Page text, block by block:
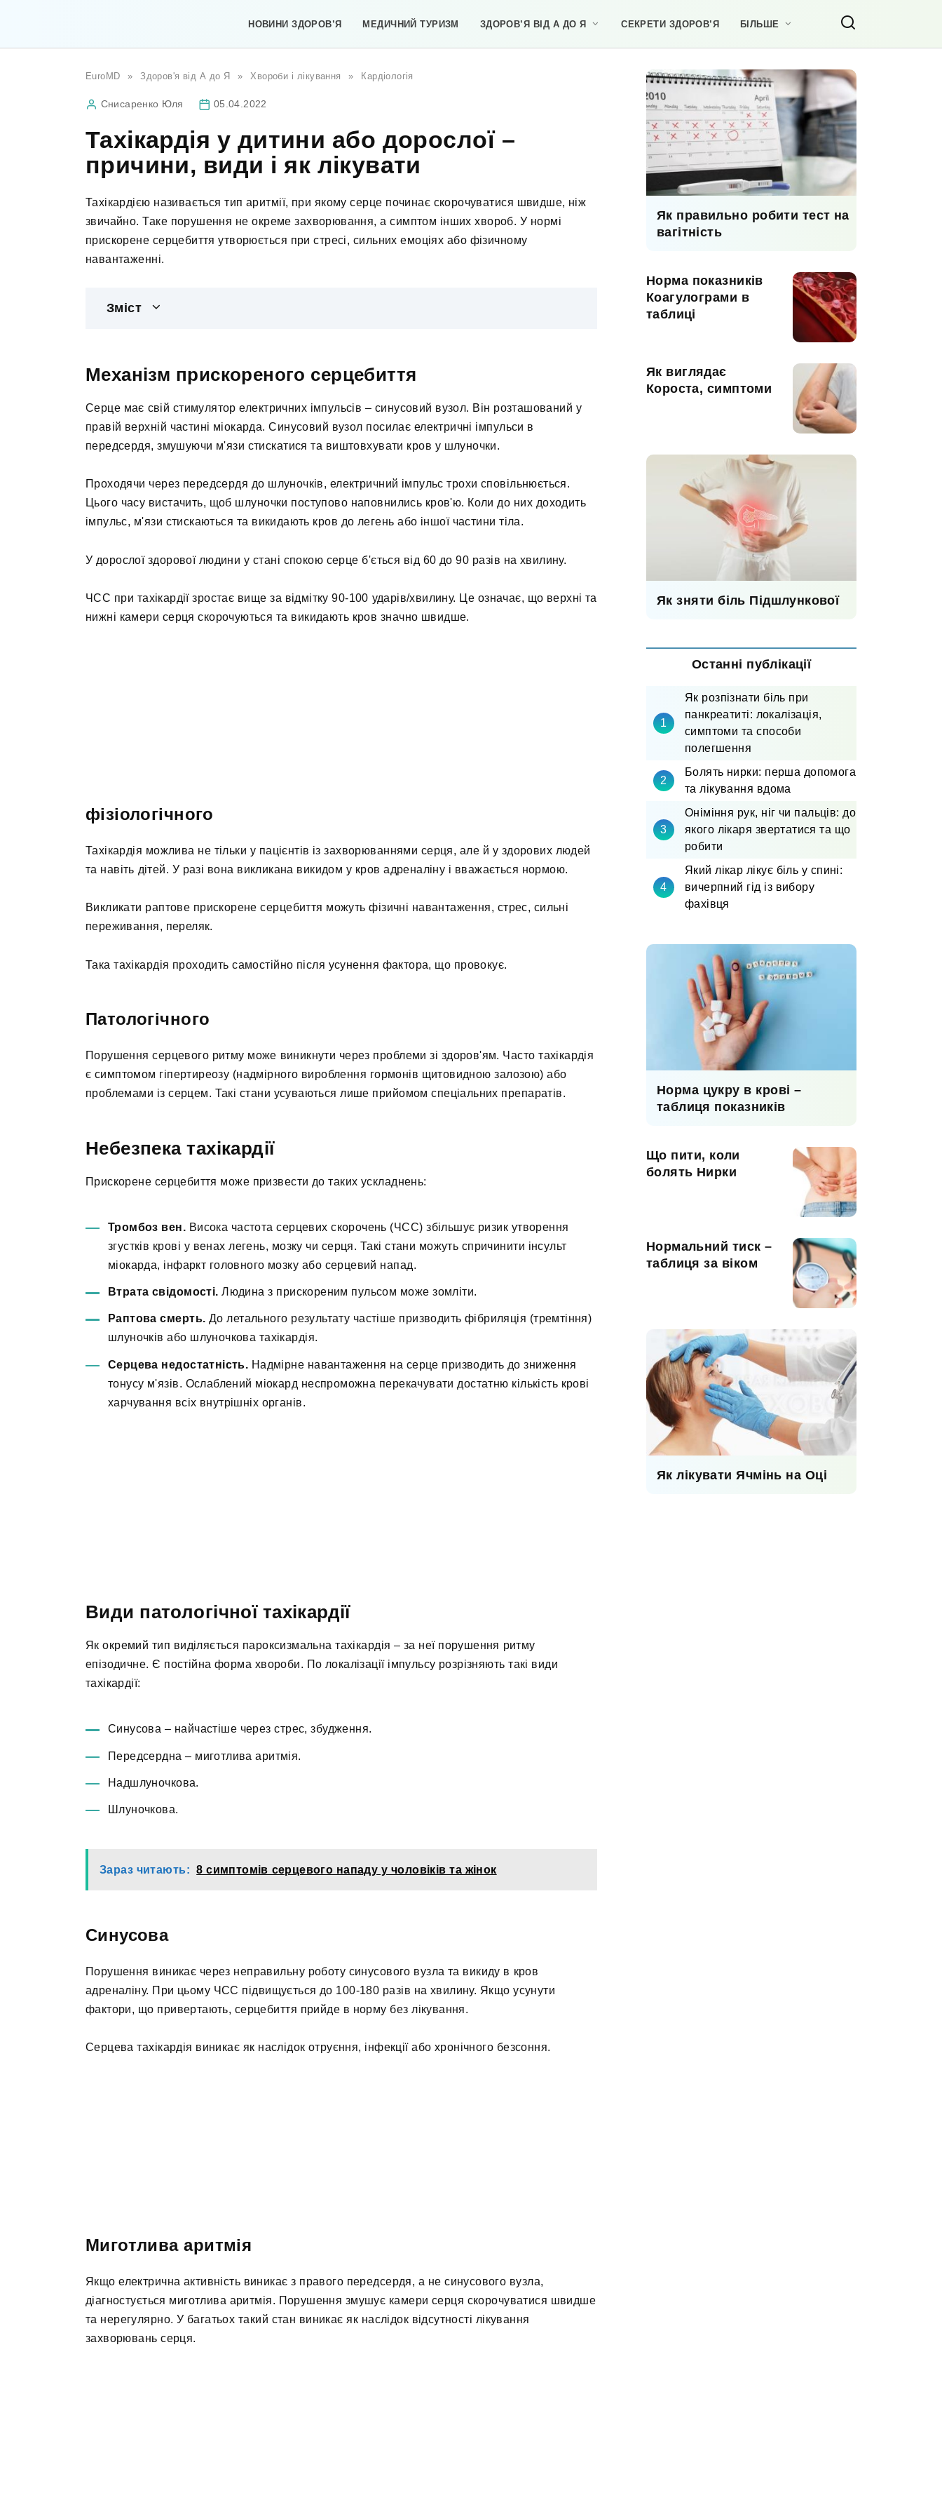
НОВИНИ ЗДОРОВ’Я МЕДИЧНИЙ ТУРИЗМ ЗДОРОВ’Я ВІД А ДО Я СЕКРЕТИ ЗДОРОВ’Я БІЛЬШЕ
EuroMD » Здоров'я від А до Я » Хвороби і лікування » Кардіологія
Снисаренко Юля 05.04.2022
Тахікардія у дитини або дорослої –
причини, види і як лікувати
Тахікардією називається тип аритмії, при якому серце починає скорочуватися швидше, ніж
звичайно. Таке порушення не окреме захворювання, а симптом інших хвороб. У нормі
прискорене серцебиття утворюється при стресі, сильних емоціях або фізичному
навантаженні.
Зміст
Механізм прискореного серцебиття
Серце має свій стимулятор електричних імпульсів – синусовий вузол. Він розташований у
правій верхній частині міокарда. Синусовий вузол посилає електричні імпульси в
передсердя, змушуючи м'язи стискатися та виштовхувати кров у шлуночки.
Проходячи через передсердя до шлуночків, електричний імпульс трохи сповільнюється.
Цього часу вистачить, щоб шлуночки поступово наповнились кров'ю. Коли до них доходить
імпульс, м'язи стискаються та викидають кров до легень або іншої частини тіла.
У дорослої здорової людини у стані спокою серце б'ється від 60 до 90 разів на хвилину.
ЧСС при тахікардії зростає вище за відмітку 90-100 ударів/хвилину. Це означає, що верхні та
нижні камери серця скорочуються та викидають кров значно швидше.
фізіологічного
Тахікардія можлива не тільки у пацієнтів із захворюваннями серця, але й у здорових людей
та навіть дітей. У разі вона викликана викидом у кров адреналіну і вважається нормою.
Викликати раптове прискорене серцебиття можуть фізичні навантаження, стрес, сильні
переживання, переляк.
Така тахікардія проходить самостійно після усунення фактора, що провокує.
Патологічного
Порушення серцевого ритму може виникнути через проблеми зі здоров'ям. Часто тахікардія
є симптомом гіпертиреозу (надмірного вироблення гормонів щитовидною залозою) або
проблемами із серцем. Такі стани усуваються лише прийомом спеціальних препаратів.
Небезпека тахікардії
Прискорене серцебиття може призвести до таких ускладнень:
Тромбоз вен. Висока частота серцевих скорочень (ЧСС) збільшує ризик утворення
згустків крові у венах легень, мозку чи серця. Такі стани можуть спричинити інсульт
міокарда, інфаркт головного мозку або серцевий напад.
Втрата свідомості. Людина з прискореним пульсом може зомліти.
Раптова смерть. До летального результату частіше призводить фібриляція (тремтіння)
шлуночків або шлуночкова тахікардія.
Серцева недостатність. Надмірне навантаження на серце призводить до зниження
тонусу м'язів. Ослаблений міокард неспроможна перекачувати достатню кількість крові
харчування всіх внутрішніх органів.
Види патологічної тахікардії
Як окремий тип виділяється пароксизмальна тахікардія – за неї порушення ритму
епізодичне. Є постійна форма хвороби. По локалізації імпульсу розрізняють такі види
тахікардії:
Синусова – найчастіше через стрес, збудження.
Передсердна – миготлива аритмія.
Надшлуночкова.
Шлуночкова.
Зараз читають: 8 симптомів серцевого нападу у чоловіків та жінок
Синусова
Порушення виникає через неправильну роботу синусового вузла та викиду в кров
адреналіну. При цьому ЧСС підвищується до 100-180 разів на хвилину. Якщо усунути
фактори, що привертають, серцебиття прийде в норму без лікування.
Серцева тахікардія виникає як наслідок отруєння, інфекції або хронічного безсоння.
Миготлива аритмія
Якщо електрична активність виникає з правого передсердя, а не синусового вузла,
діагностується миготлива аритмія. Порушення змушує камери серця скорочуватися швидше
та нерегулярно. У багатьох такий стан виникає як наслідок відсутності лікування
захворювань серця.
Як правильно робити тест на
вагітність
Норма показників
Коагулограми в
таблиці
Як виглядає
Короста, симптоми
Як зняти біль Підшлункової
Останні публікації
Як розпізнати біль при
панкреатиті: локалізація,
симптоми та способи
полегшення
Болять нирки: перша допомога
та лікування вдома
Оніміння рук, ніг чи пальців: до
якого лікаря звертатися та що
робити
Який лікар лікує біль у спині:
вичерпний гід із вибору
фахівця
Норма цукру в крові –
таблиця показників
Що пити, коли
болять Нирки
Нормальний тиск –
таблиця за віком
Як лікувати Ячмінь на Оці